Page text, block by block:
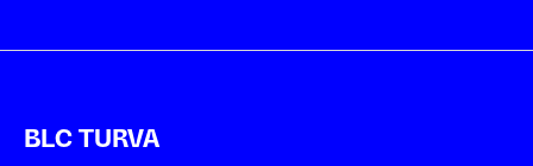
BLC TURVA